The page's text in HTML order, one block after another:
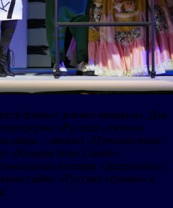
летние каникулы. Для
«Русских сезонов»
– мюзикл «Путешествие
«Кошкин дом» Санкт-
театра «Зазеркалье».
сайте «Русских сезонов» в